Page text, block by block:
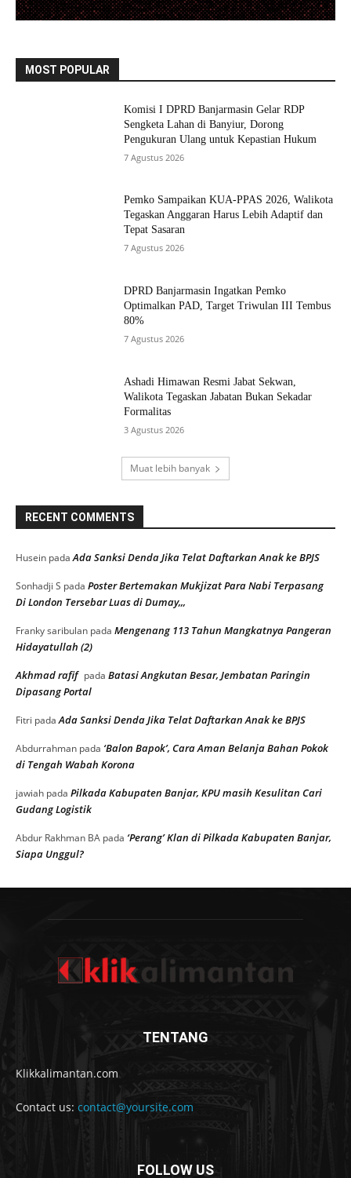
MOST POPULAR
Komisi I DPRD Banjarmasin Gelar RDP
Sengketa Lahan di Banyiur, Dorong
Pengukuran Ulang untuk Kepastian Hukum
7 Agustus 2026
Pemko Sampaikan KUA-PPAS 2026, Walikota
Tegaskan Anggaran Harus Lebih Adaptif dan
Tepat Sasaran
7 Agustus 2026
DPRD Banjarmasin Ingatkan Pemko
Optimalkan PAD, Target Triwulan III Tembus
80%
7 Agustus 2026
Ashadi Himawan Resmi Jabat Sekwan,
Walikota Tegaskan Jabatan Bukan Sekadar
Formalitas
3 Agustus 2026
Muat lebih banyak
RECENT COMMENTS
Husein padaAda Sanksi Denda Jika Telat Daftarkan Anak ke BPJS
Sonhadji S pada Poster Bertemakan Mukjizat Para Nabi Terpasang
Di London Tersebar Luas di Dumay,,,
Franky saribulan pada Mengenang 113 Tahun Mangkatnya Pangeran
Hidayatullah (2)
Akhmad rafif pada Batasi Angkutan Besar, Jembatan Paringin
Dipasang Portal
Fitri padaAda Sanksi Denda Jika Telat Daftarkan Anak ke BPJS
Abdurrahman pada ‘Balon Bapok’, Cara Aman Belanja Bahan Pokok
di Tengah Wabah Korona
jawiah pada Pilkada Kabupaten Banjar, KPU masih Kesulitan Cari
Gudang Logistik
Abdur Rakhman BA pada ‘Perang’ Klan di Pilkada Kabupaten Banjar,
Siapa Unggul?
TENTANG
Klikkalimantan.com
Contact us: contact@yoursite.com
FOLLOW US